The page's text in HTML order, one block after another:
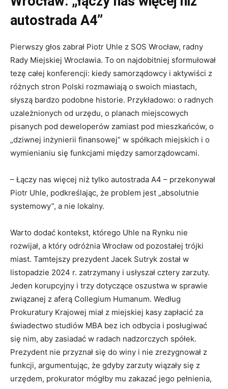
autostrada A4”
Pierwszy głos zabrał Piotr Uhle z SOS Wrocław, radny
Rady Miejskiej Wrocławia. To on najdobitniej sformułował
tezę całej konferencji: kiedy samorządowcy i aktywiści z
różnych stron Polski rozmawiają o swoich miastach,
słyszą bardzo podobne historie. Przykładowo: o radnych
uzależnionych od urzędu, o planach miejscowych
pisanych pod deweloperów zamiast pod mieszkańców, o
„dziwnej inżynierii finansowej” w spółkach miejskich i o
wymienianiu się funkcjami między samorządowcami.
– Łączy nas więcej niż tylko autostrada A4 – przekonywał
Piotr Uhle, podkreślając, że problem jest „absolutnie
systemowy”, a nie lokalny.
Warto dodać kontekst, którego Uhle na Rynku nie
rozwijał, a który odróżnia Wrocław od pozostałej trójki
miast. Tamtejszy prezydent Jacek Sutryk został w
listopadzie 2024 r. zatrzymany i usłyszał cztery zarzuty.
Jeden korupcyjny i trzy dotyczące oszustwa w sprawie
związanej z aferą Collegium Humanum. Według
Prokuratury Krajowej miał z miejskiej kasy zapłacić za
świadectwo studiów MBA bez ich odbycia i posługiwać
się nim, aby zasiadać w radach nadzorczych spółek.
Prezydent nie przyznał się do winy i nie zrezygnował z
funkcji, argumentując, że gdyby zarzuty wiązały się z
urzędem, prokurator mógłby mu zakazać jego pełnienia,